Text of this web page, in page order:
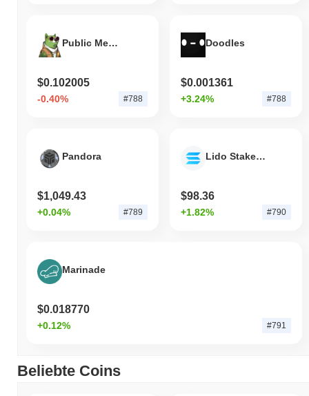
Public Meme Token
$0.102005
-0.40% #788
Doodles
$0.001361
+3.24% #788
Pandora
$1,049.43
+0.04% #789
Lido Staked SOL
$98.36
+1.82% #790
Marinade
$0.018770
+0.12% #791
Beliebte Coins